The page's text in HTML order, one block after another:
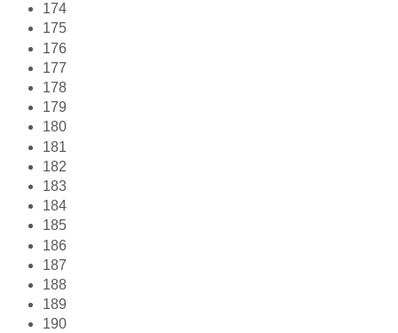
174
175
176
177
178
179
180
181
182
183
184
185
186
187
188
189
190